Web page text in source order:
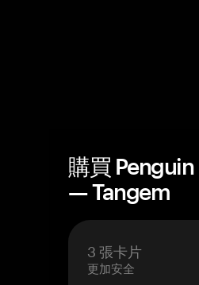
購買
— Tangem
3 張卡片
更加安全